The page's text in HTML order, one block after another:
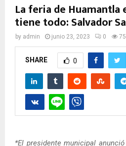
La feria de Huamantla
tiene todo: Salvador
by admin junio 23, 2023 0
SHARE 0
*El presidente municipal